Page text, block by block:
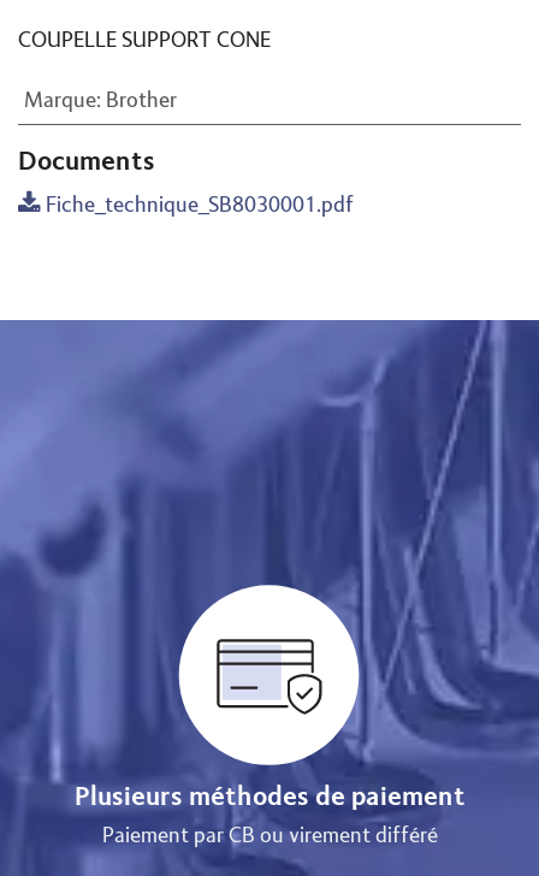
COUPELLE SUPPORT CONE
Marque: Brother
Documents
Fiche_technique_SB8030001.pdf
Plusieurs méthodes de paiement
Paiement par CB ou virement différé